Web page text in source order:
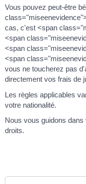
Vous pouvez peut-être
cas, c'est <span
<span
<span
<span
vous ne toucherez pas
directement vos frais de
Les règles applicables
votre nationalité.
Nous vous guidons
droits.